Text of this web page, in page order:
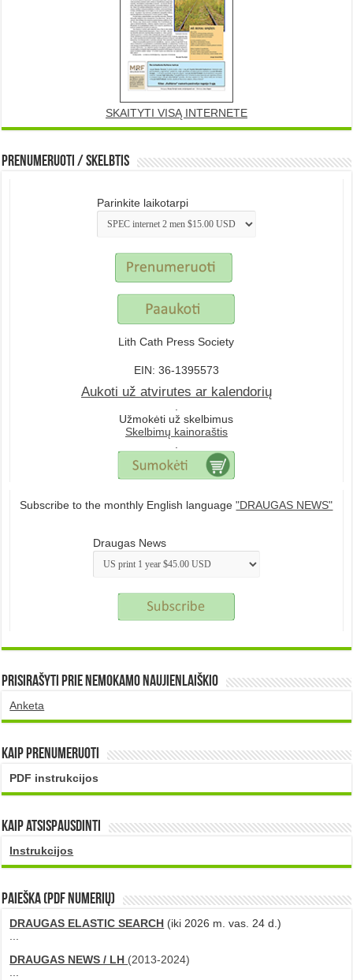
SKAITYTI VISĄ INTERNETE
Prenumeruoti / Skelbtis
Parinkite laikotarpi
Lith Cath Press Society
EIN: 36-1395573
Aukoti už atvirutes ar kalendorių
.
Užmokėti už skelbimus
Skelbimų kainoraštis
.
Subscribe to the monthly English language"DRAUGAS NEWS"
Draugas News
Prisirašyti prie nemokamo naujienlaiškio
Anketa
Kaip prenumeruoti
PDF instrukcijos
Kaip atsispausdinti
Instrukcijos
PAIEŠKA (PDF numerių)
DRAUGAS ELASTIC SEARCH (iki 2026 m. vas. 24 d.)
...
DRAUGAS NEWS / LH (2013-2024)
...